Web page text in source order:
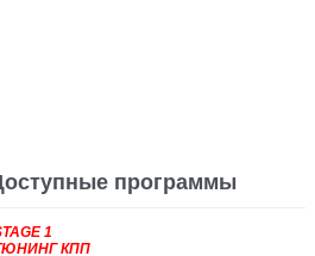
программы
1
КПП